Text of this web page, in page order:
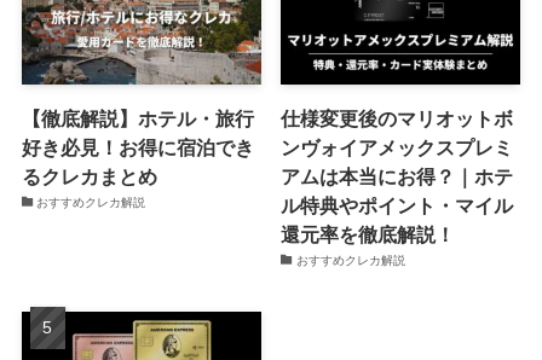
【徹底解説】ホテル・旅行
好き必見！お得に宿泊でき
るクレカまとめ
おすすめクレカ解説
仕様変更後のマリオットボ
ンヴォイアメックスプレミ
アムは本当にお得？｜ホテ
ル特典やポイント・マイル
還元率を徹底解説！
おすすめクレカ解説